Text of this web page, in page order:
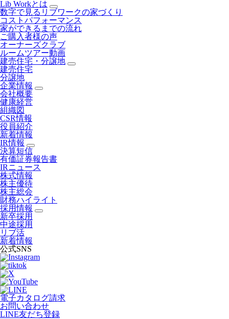
Lib Workとは
数字で見るリブワークの家づくり
コストパフォーマンス
家ができるまでの流れ
ご購入者様の声
オーナーズクラブ
ルームツアー動画
建売住宅・分譲地
建売住宅
分譲地
企業情報
会社概要
健康経営
組織図
CSR情報
役員紹介
新着情報
IR情報
決算短信
有価証券報告書
IRニュース
株式情報
株主優待
株主総会
財務ハイライト
採用情報
新卒採用
中途採用
リブ活
新着情報
公式SNS
電子カタログ請求
お問い合わせ
LINE友だち登録